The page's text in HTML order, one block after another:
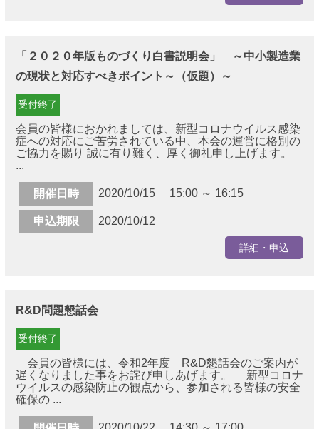
「２０２０年版ものづくり白書説明会」 ～中小製造業
の現状と対応すべきポイント～（仮題）～
受付終了
会員の皆様におかれましては、新型コロナウイルス感染
症への対応にご苦労されている中、本会の運営に格別の
ご協力を賜り 誠に有り難く、厚く御礼申し上げます。
...
開催日時 2020/10/15 15:00 ～ 16:15
申込期限 2020/10/12
詳細・申込
R&D問題懇話会
受付終了
会員の皆様には、令和2年度 R&D懇話会のご案内が
遅くなりました事をお詫び申しあげます。 新型コロナ
ウイルスの感染防止の観点から、参加される皆様の安全
確保の ...